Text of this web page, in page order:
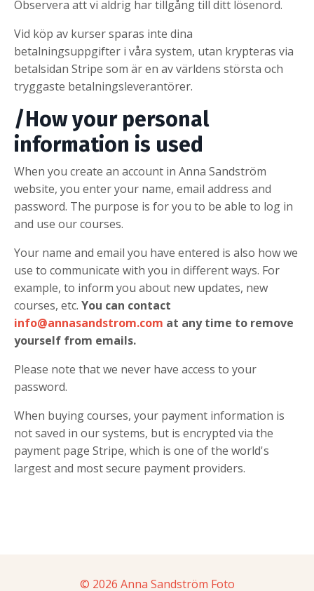
Observera att vi aldrig har tillgång till ditt lösenord.
Vid köp av kurser sparas inte dina
betalningsuppgifter i våra system, utan krypteras via
betalsidan Stripe som är en av världens största och
tryggaste betalningsleverantörer.
/How your personal
information is used
When you create an account in Anna Sandström
website, you enter your name, email address and
password. The purpose is for you to be able to log in
and use our courses.
Your name and email you have entered is also how we
use to communicate with you in different ways. For
example, to inform you about new updates, new
courses, etc. You can contact
info@annasandstrom.com at any time to remove
yourself from emails.
Please note that we never have access to your
password.
When buying courses, your payment information is
not saved in our systems, but is encrypted via the
payment page Stripe, which is one of the world's
largest and most secure payment providers.
© 2026 Anna Sandström Foto